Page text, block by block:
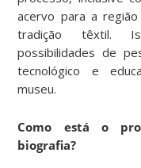
acervo para a
tradição têxtil.
possibilidades de
tecnológico e
museu.
Como está o
biografia?